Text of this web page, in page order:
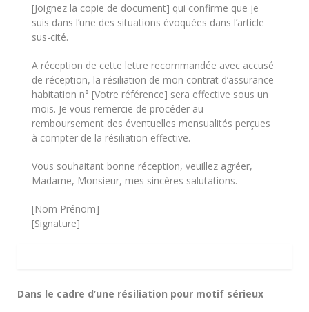
[Joignez la copie de document] qui confirme que je
suis dans l’une des situations évoquées dans l’article
sus-cité.
A réception de cette lettre recommandée avec accusé
de réception, la résiliation de mon contrat d’assurance
habitation n° [Votre référence] sera effective sous un
mois. Je vous remercie de procéder au
remboursement des éventuelles mensualités perçues
à compter de la résiliation effective.
Vous souhaitant bonne réception, veuillez agréer,
Madame, Monsieur, mes sincères salutations.
[Nom Prénom]
[Signature]
Dans le cadre d’une résiliation pour motif sérieux